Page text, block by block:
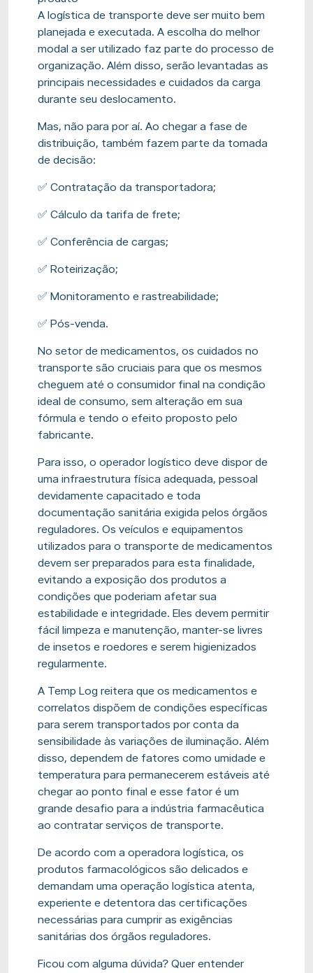
A logística de transporte deve ser muito bem
planejada e executada. A escolha do melhor
modal a ser utilizado faz parte do processo de
organização. Além disso, serão levantadas as
principais necessidades e cuidados da carga
durante seu deslocamento.
Mas, não para por aí. Ao chegar a fase de
distribuição, também fazem parte da tomada
de decisão:
✅ Contratação da transportadora;
✅ Cálculo da tarifa de frete;
✅ Conferência de cargas;
✅ Roteirização;
✅ Monitoramento e rastreabilidade;
✅ Pós-venda.
No setor de medicamentos, os cuidados no
transporte são cruciais para que os mesmos
cheguem até o consumidor final na condição
ideal de consumo, sem alteração em sua
fórmula e tendo o efeito proposto pelo
fabricante.
Para isso, o operador logístico deve dispor de
uma infraestrutura física adequada, pessoal
devidamente capacitado e toda
documentação sanitária exigida pelos órgãos
reguladores. Os veículos e equipamentos
utilizados para o transporte de medicamentos
devem ser preparados para esta finalidade,
evitando a exposição dos produtos a
condições que poderiam afetar sua
estabilidade e integridade. Eles devem permitir
fácil limpeza e manutenção, manter-se livres
de insetos e roedores e serem higienizados
regularmente.
A Temp Log reitera que os medicamentos e
correlatos dispõem de condições específicas
para serem transportados por conta da
sensibilidade às variações de iluminação. Além
disso, dependem de fatores como umidade e
temperatura para permanecerem estáveis até
chegar ao ponto final e esse fator é um
grande desafio para a indústria farmacêutica
ao contratar serviços de transporte.
De acordo com a operadora logística, os
produtos farmacológicos são delicados e
demandam uma operação logística atenta,
experiente e detentora das certificações
necessárias para cumprir as exigências
sanitárias dos órgãos reguladores.
Ficou com alguma dúvida? Quer entender